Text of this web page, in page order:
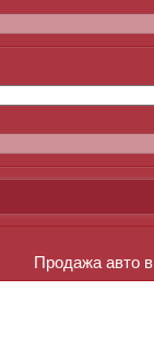
Продажа авто